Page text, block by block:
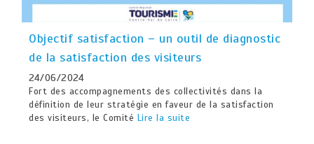
Objectif satisfaction – un outil de diagnostic
de la satisfaction des visiteurs
24/06/2024
Fort des accompagnements des collectivités dans la
définition de leur stratégie en faveur de la satisfaction
des visiteurs, le Comité Lire la suite